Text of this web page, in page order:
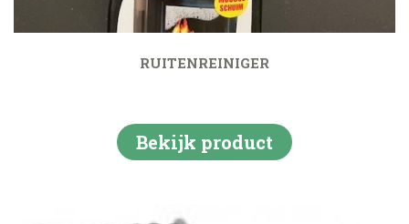
RUITENREINIGER
Bekijk product